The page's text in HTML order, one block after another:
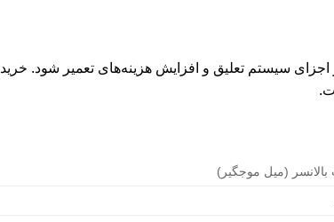
اجزای سیستم تعلیق و افزایش هزینه‌های تعمیر شود. خرید
(میل موجگیر)